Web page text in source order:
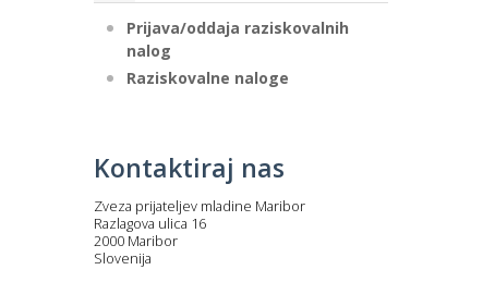
Prijava/oddaja raziskovalnih
nalog
Raziskovalne naloge
Kontaktiraj nas
Zveza prijateljev mladine Maribor
Razlagova ulica 16
2000 Maribor
Slovenija